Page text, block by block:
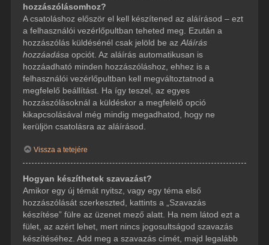
hozzászólásomhoz?
A csatoláshoz először el kell készítened az aláírásod – ezt
a felhasználói vezérlőpultban teheted meg. Ezután a
hozzászólás küldésénél csak jelöld be az Aláírás
hozzáadása opciót. Az aláírás automatikusan is
hozzáadható minden hozzászóláshoz, ehhez is a
felhasználói vezérlőpultban kell megváltoztatnod a
megfelelő beállítást. Ha így teszel, az egyes
hozzászólásoknál a küldéskor a megfelelő opció
kikapcsolásával még mindig megadhatod, hogy ne
kerüljön csatolásra az aláírásod.
Vissza a tetejére
Hogyan készíthetek szavazást?
Amikor egy új témát nyitsz, vagy egy téma első
hozzászólását szerkeszted, kattints a „Szavazás
készítése” fülre az üzenet mező alatt. Ha nem látod ezt a
fület, az azért lehet, mert nincs jogosultságod szavazás
készítéséhez. Add meg a szavazás címét, majd legalább